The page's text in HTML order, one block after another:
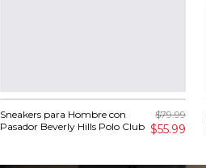
Sneakers para Hombre con
Pasador Beverly Hills Polo Club
$79.99
$55.99